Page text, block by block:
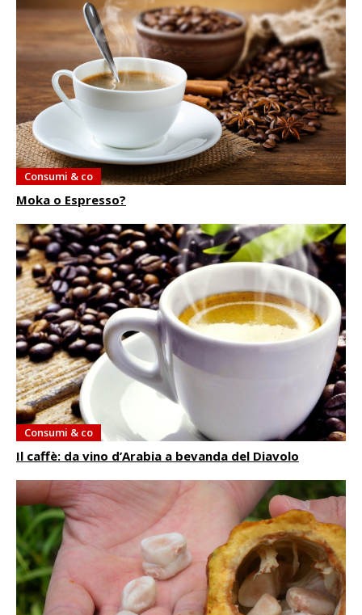
Consumi & co
Moka o Espresso?
Consumi & co
Il caffè: da vino d’Arabia a bevanda del Diavolo